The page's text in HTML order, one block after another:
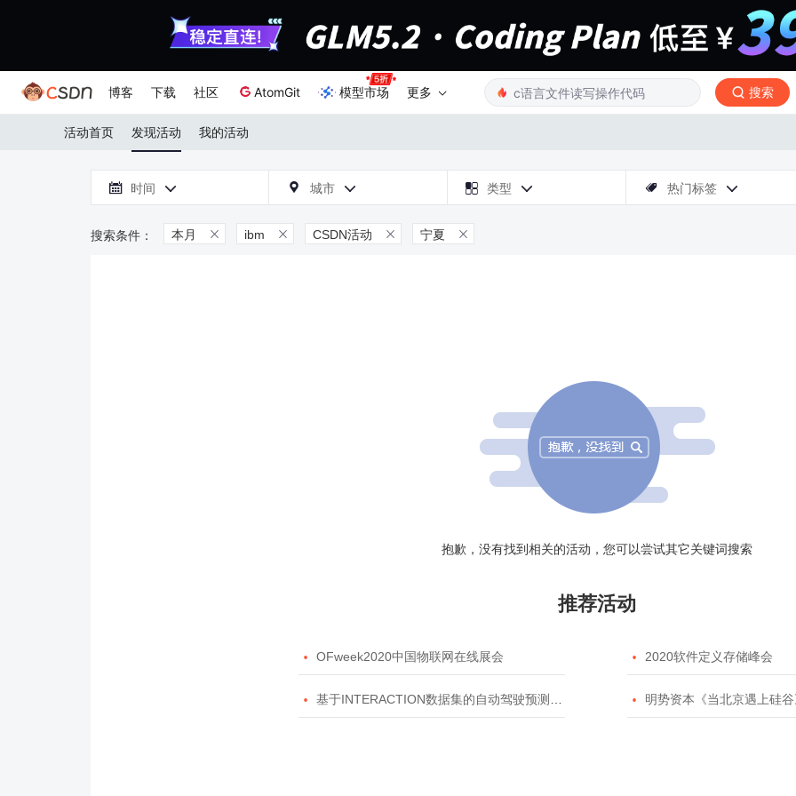
博客 下载 社区 AtomGit 模型市场 更多 搜索
活动首页 发现活动 我的活动
 时间   城市   类型   热门标签 
本月  ibm  CSDN活动  宁夏 
抱歉，没有找到相关的活动，您可以尝试其它关键词搜索
推荐活动
 OFweek2020中国物联网在线展会  2020软件定义存储峰会
 基于INTERACTION数据集的自动驾驶预测模型挑战赛  明势资本《当北京遇上硅谷》系列